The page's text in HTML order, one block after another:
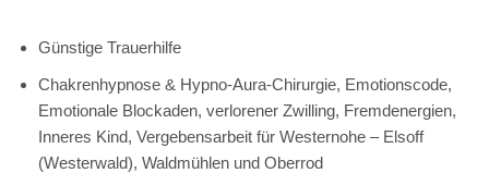
Günstige Trauerhilfe
Chakrenhypnose & Hypno-Aura-Chirurgie, Emotionscode,
Emotionale Blockaden, verlorener Zwilling, Fremdenergien,
Inneres Kind, Vergebensarbeit für Westernohe – Elsoff
(Westerwald), Waldmühlen und Oberrod